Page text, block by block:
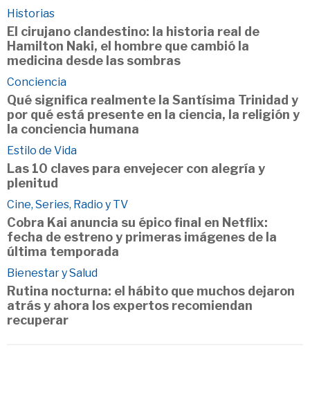
Historias
El cirujano clandestino: la historia real de
Hamilton Naki, el hombre que cambió la
medicina desde las sombras
Conciencia
Qué significa realmente la Santísima Trinidad y
por qué está presente en la ciencia, la religión y
la conciencia humana
Estilo de Vida
Las 10 claves para envejecer con alegría y
plenitud
Cine, Series, Radio y TV
Cobra Kai anuncia su épico final en Netflix:
fecha de estreno y primeras imágenes de la
última temporada
Bienestar y Salud
Rutina nocturna: el hábito que muchos dejaron
atrás y ahora los expertos recomiendan
recuperar